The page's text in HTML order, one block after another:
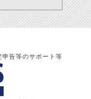
告等のサポート等